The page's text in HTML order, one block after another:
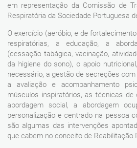
em representação da Comissão de
Respiratória da Sociedade Portuguesa
O exercício (aeróbio, e de
respiratórias, a educação, a
(cessação tabágica, vacinação,
da higiene do sono), o apoio
necessário, a gestão de secreções
a avaliação e acompanhamento
músculos inspiratórios, as técnicas de
abordagem social, a abordagem
personalização e centrado na pessoa
são algumas das intervenções
que cabem no conceito de Reabilitação